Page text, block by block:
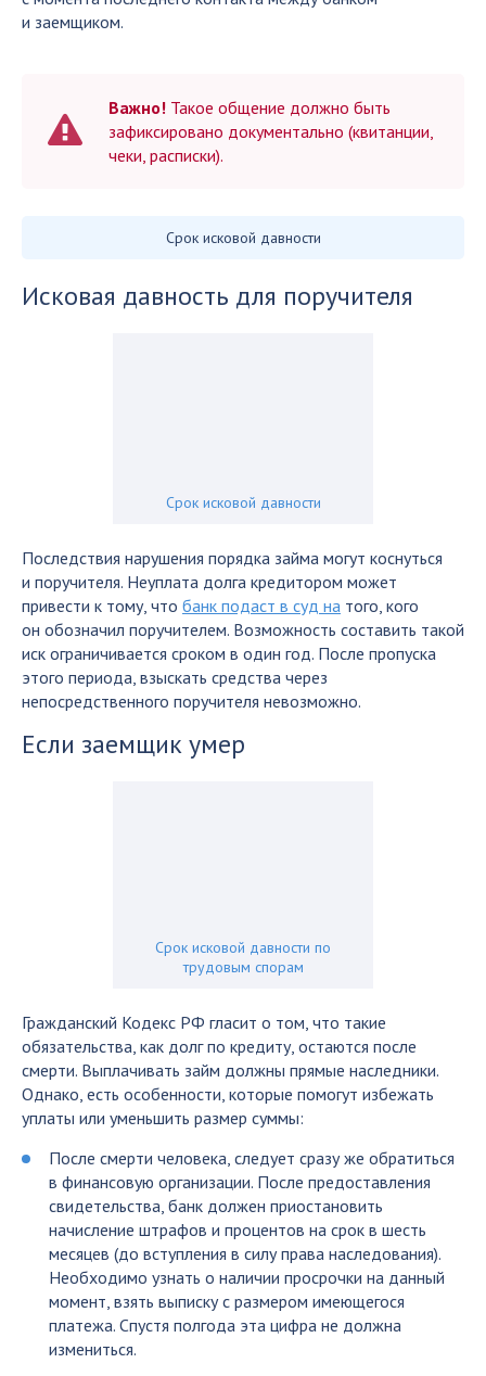
и заемщиком.
Важно! Такое общение должно быть
зафиксировано документально (квитанции,
чеки, расписки).
Срок исковой давности
Исковая давность для поручителя
Срок исковой давности
Последствия нарушения порядка займа могут коснуться
и поручителя. Неуплата долга кредитором может
привести к тому, что банк подаст в суд на того, кого
он обозначил поручителем. Возможность составить такой
иск ограничивается сроком в один год. После пропуска
этого периода, взыскать средства через
непосредственного поручителя невозможно.
Если заемщик умер
Срок исковой давности по
трудовым спорам
Гражданский Кодекс РФ гласит о том, что такие
обязательства, как долг по кредиту, остаются после
смерти. Выплачивать займ должны прямые наследники.
Однако, есть особенности, которые помогут избежать
уплаты или уменьшить размер суммы:
После смерти человека, следует сразу же обратиться
в финансовую организации. После предоставления
свидетельства, банк должен приостановить
начисление штрафов и процентов на срок в шесть
месяцев (до вступления в силу права наследования).
Необходимо узнать о наличии просрочки на данный
момент, взять выписку с размером имеющегося
платежа. Спустя полгода эта цифра не должна
измениться.